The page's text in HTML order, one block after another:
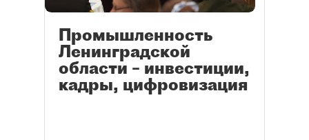
Промышленность
Ленинградской
области – инвестиции,
кадры, цифровизация